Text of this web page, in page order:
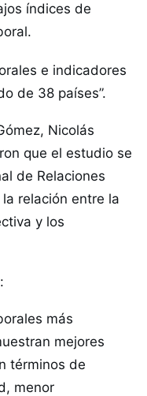
índices de
e indicadores
de 38 países”.
Nicolás
que el estudio se
de Relaciones
relación entre la
y los
más
mejores
términos de
menor